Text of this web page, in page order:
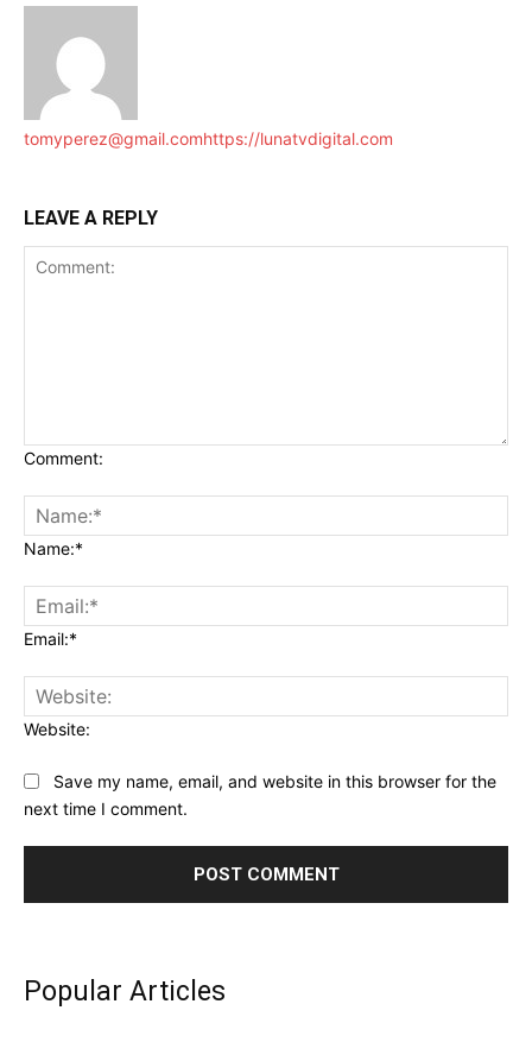
tomyperez@gmail.comhttps://lunatvdigital.com
LEAVE A REPLY
Comment:
Name:*
Email:*
Website:
Save my name, email, and website in this browser for the
next time I comment.
Popular Articles